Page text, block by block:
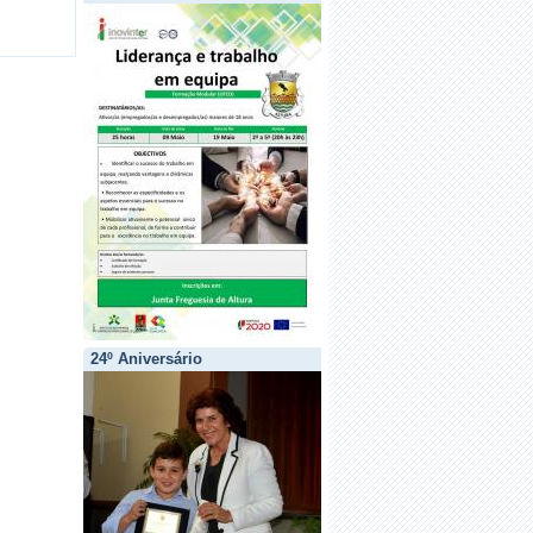
24º Aniversário